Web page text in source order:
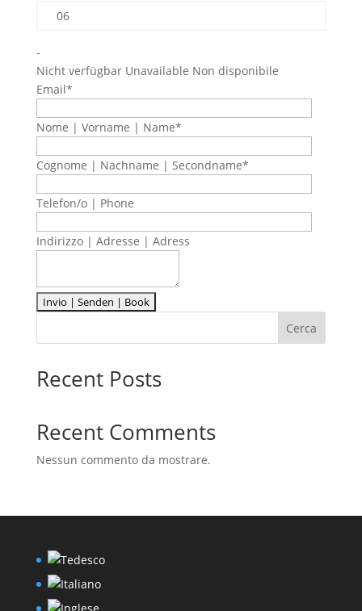
06
-
Nicht verfügbar Unavailable Non disponibile
Email*
Nome | Vorname | Name*
Cognome | Nachname | Secondname*
Telefon/o | Phone
Indirizzo | Adresse | Adress
Cerca
Recent Posts
Recent Comments
Nessun commento da mostrare.